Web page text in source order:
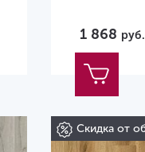
1 868 руб.
Скидка от